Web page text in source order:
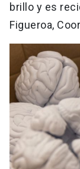
brillo y es
Figueroa,